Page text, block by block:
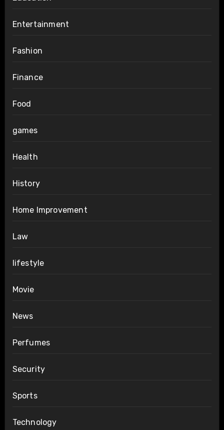
Entertainment
Fashion
Finance
Food
games
Health
History
Home Improvement
Law
lifestyle
Movie
News
Perfumes
Security
Sports
Technology